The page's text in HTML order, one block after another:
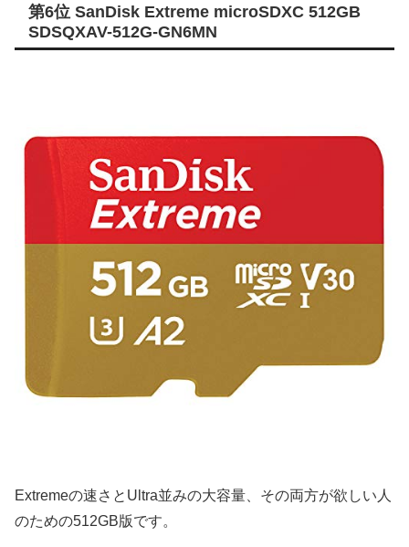
第6位 SanDisk Extreme microSDXC 512GB
SDSQXAV-512G-GN6MN
Extremeの速さとUltra並みの大容量、その両方が欲しい人
のための512GB版です。